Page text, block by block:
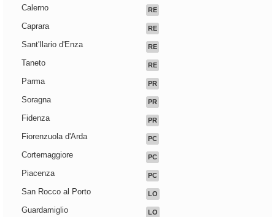
Calerno RE
Caprara RE
Sant'Ilario d'Enza RE
Taneto RE
Parma PR
Soragna PR
Fidenza PR
Fiorenzuola d'Arda PC
Cortemaggiore PC
Piacenza PC
San Rocco al Porto LO
Guardamiglio LO